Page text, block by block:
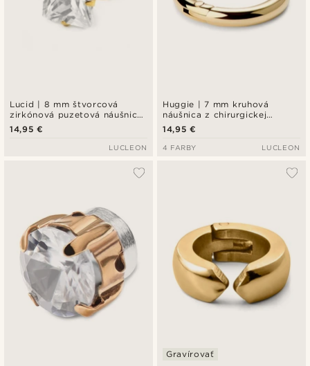
Lucid | 8 mm štvorcová
zirkónová puzetová náušnica
v zlatom tóne z mincového
striebra 925
14,95 €
LUCLEON
Huggie | 7 mm kruhová
náušnica z chirurgickej
nehrdzavejúcej ocele v zlatej
farbe
14,95 €
4 FARBY LUCLEON
Gravírovať